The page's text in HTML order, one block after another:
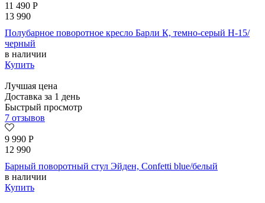
11 490 Р
13 990
Полубарное поворотное кресло Барли К, темно-серый H-15/
черный
в наличии
Купить
Лучшая цена
Доставка за 1 день
Быстрый просмотр
7 отзывов
9 990 Р
12 990
Барный поворотный стул Эйден, Confetti blue/белый
в наличии
Купить